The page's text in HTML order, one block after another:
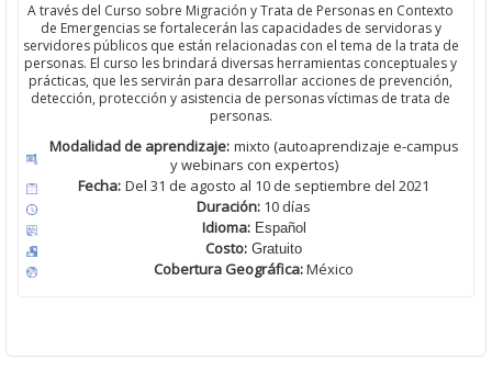
A través del Curso sobre Migración y Trata de Personas en Contexto
de Emergencias se fortalecerán las capacidades de servidoras y
servidores públicos que están relacionadas con el tema de la trata de
personas. El curso les brindará diversas herramientas conceptuales y
prácticas, que les servirán para desarrollar acciones de prevención,
detección, protección y asistencia de personas víctimas de trata de
personas.
Modalidad de aprendizaje: mixto (autoaprendizaje e-campus
y webinars con expertos)
Fecha: Del 31 de agosto al 10 de septiembre del 2021
Duración: 10 días
Idioma:Español
Costo: Gratuito
Cobertura Geográfica:México